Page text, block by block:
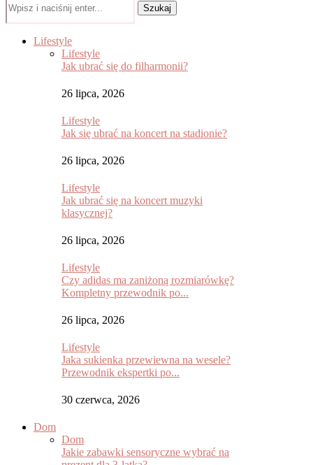
Szukaj
Lifestyle
Lifestyle
Jak ubrać się do filharmonii?
26 lipca, 2026
Lifestyle
Jak się ubrać na koncert na stadionie?
26 lipca, 2026
Lifestyle
Jak ubrać się na koncert muzyki
klasycznej?
26 lipca, 2026
Lifestyle
Czy adidas ma zaniżoną rozmiarówkę?
Kompletny przewodnik po...
26 lipca, 2026
Lifestyle
Jaka sukienka przewiewna na wesele?
Przewodnik ekspertki po...
30 czerwca, 2026
Dom
Dom
Jakie zabawki sensoryczne wybrać na